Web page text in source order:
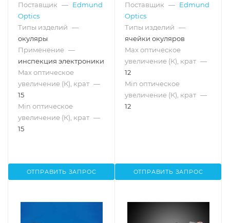
Поставщик — Edmund
Optics
Типы изделий —
окуляры
Применение —
инспекция электроники
Max оптическое
увеличение (К), крат —
15
Min оптическое
увеличение (К), крат —
15
ОТПРАВИТЬ ЗАПРОС
Поставщик — Edmund
Optics
Типы изделий —
ячейки окуляров
Max оптическое
увеличение (К), крат —
12
Min оптическое
увеличение (К), крат —
12
ОТПРАВИТЬ ЗАПРОС